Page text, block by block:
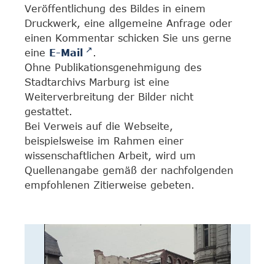
Veröffentlichung des Bildes in einem
Druckwerk, eine allgemeine Anfrage oder
einen Kommentar schicken Sie uns gerne
eine E-Mail
.
Ohne Publikationsgenehmigung des
Stadtarchivs Marburg ist eine
Weiterverbreitung der Bilder nicht
gestattet.
Bei Verweis auf die Webseite,
beispielsweise im Rahmen einer
wissenschaftlichen Arbeit, wird um
Quellenangabe gemäß der nachfolgenden
empfohlenen Zitierweise gebeten.